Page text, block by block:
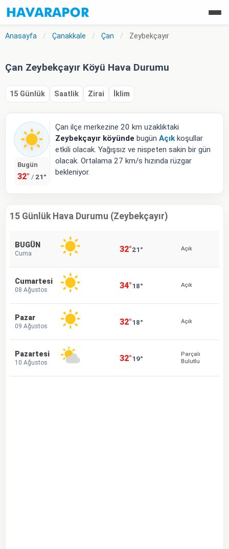
Anasayfa / Çanakkale / Çan / Zeybekçayır
Çan Zeybekçayır Köyü Hava Durumu
15 Günlük Saatlik Zirai İklim
Bugün
32° / 21°
Çan ilçe merkezine 20 km uzaklıktaki
Zeybekçayır köyünde bugün Açıkkoşullar
etkili olacak. Yağışsız ve nispeten sakin bir gün
olacak. Ortalama 27 km/s hızında rüzgar
bekleniyor.
15 Günlük Hava Durumu (Zeybekçayır)
BUGÜN
Cuma 32°21° Açık
Cumartesi
08 Ağustos 34°18° Açık
Pazar
09 Ağustos 32°18° Açık
Pazartesi
10 Ağustos 32°19°
Parçalı
Bulutlu